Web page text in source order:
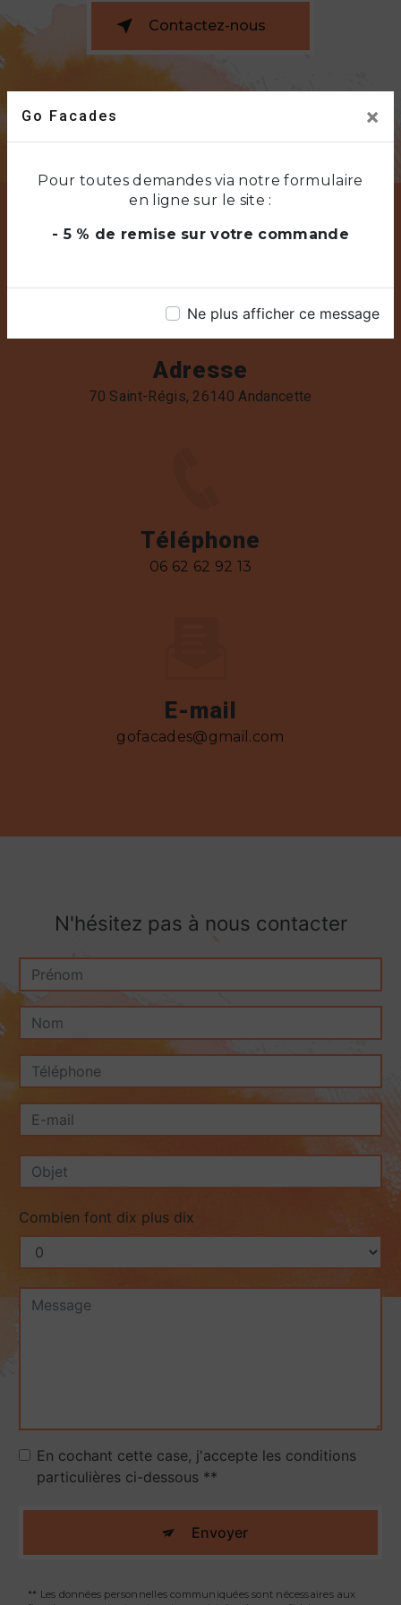
Go Facades ×
Pour toutes demandes via notre formulaire
en ligne sur le site :
- 5 % de remise sur votre commande
Ne plus afficher ce message
Contactez-nous
Adresse
70 Saint-Régis, 26140 Andancette
Téléphone
06 62 62 92 13
E-mail
gofacades@gmail.com
N'hésitez pas à nous contacter
Combien font dix plus dix
En cochant cette case, j'accepte les conditions
particulières ci-dessous **
Envoyer
** Les données personnelles communiquées sont nécessaires aux